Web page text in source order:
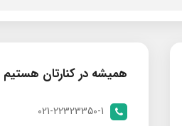
همیشه در کنارتان هستیم
021-22323350-1